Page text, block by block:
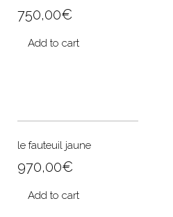
750,00€
Add to cart
le fauteuil jaune
970,00€
Add to cart